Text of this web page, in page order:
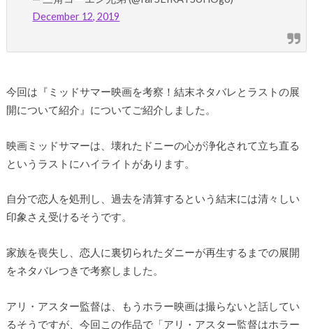
December 12, 2019
今回は『ミッドサマー映画を考察！結末ネタバレとラストの展
開について紹介』についてご紹介しました。
映画ミッドサマーは、壊れたドニーの心が浄化されて立ち直る
というラストにハイライトがあります。
自分で恋人を処刑し、過去を清算するという結末には清々しい
印象さえ受けるそうです。
家族を喪失し、恋人に裏切られたダニーが再生するまでの展開
をネタバレつきで考察しました。
アリ・アスター監督は、もうホラー映画は撮らないと話してい
るそうですが、今回この作品で「アリ・アスター監督はホラー